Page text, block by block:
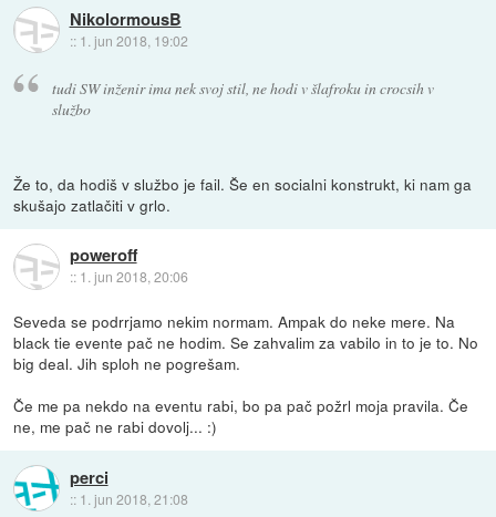
NikolormousB
:: 1. jun 2018, 19:02
tudi SW inženir ima nek svoj stil, ne hodi v šlafroku in crocsih v
službo
Že to, da hodiš v službo je fail. Še en socialni konstrukt, ki nam ga
skušajo zatlačiti v grlo.
poweroff
:: 1. jun 2018, 20:06
Seveda se podrrjamo nekim normam. Ampak do neke mere. Na
black tie evente pač ne hodim. Se zahvalim za vabilo in to je to. No
big deal. Jih sploh ne pogrešam.
Če me pa nekdo na eventu rabi, bo pa pač požrl moja pravila. Če
ne, me pač ne rabi dovolj... :)
perci
:: 1. jun 2018, 21:08